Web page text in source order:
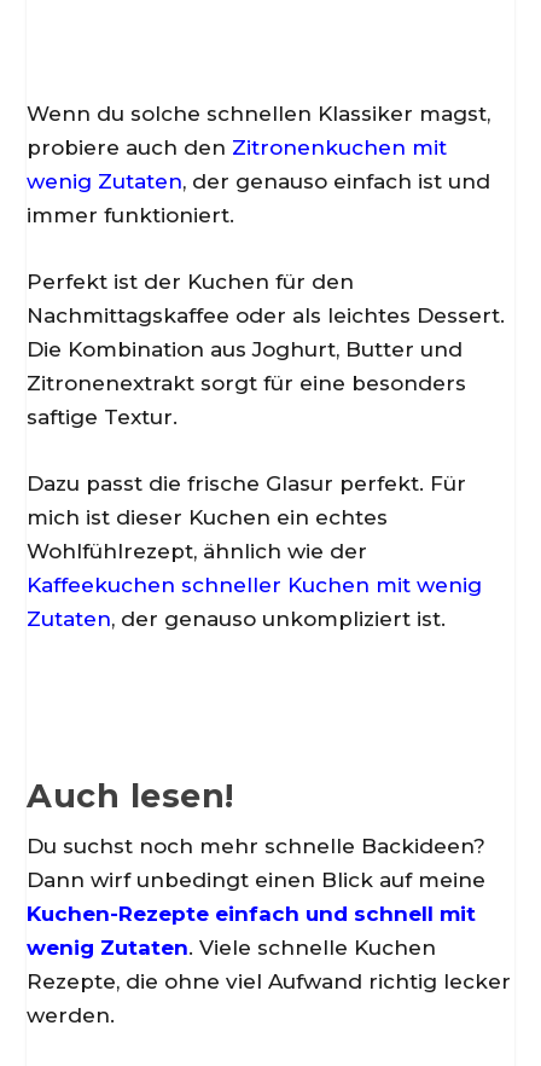
Wenn du solche schnellen Klassiker magst,
probiere auch den Zitronenkuchen mit
wenig Zutaten, der genauso einfach ist und
immer funktioniert.
Perfekt ist der Kuchen für den
Nachmittagskaffee oder als leichtes Dessert.
Die Kombination aus Joghurt, Butter und
Zitronenextrakt sorgt für eine besonders
saftige Textur.
Dazu passt die frische Glasur perfekt. Für
mich ist dieser Kuchen ein echtes
Wohlfühlrezept, ähnlich wie der
Kaffeekuchen schneller Kuchen mit wenig
Zutaten, der genauso unkompliziert ist.
Auch lesen!
Du suchst noch mehr schnelle Backideen?
Dann wirf unbedingt einen Blick auf meine
Kuchen-Rezepte einfach und schnell mit
wenig Zutaten. Viele schnelle Kuchen
Rezepte, die ohne viel Aufwand richtig lecker
werden.